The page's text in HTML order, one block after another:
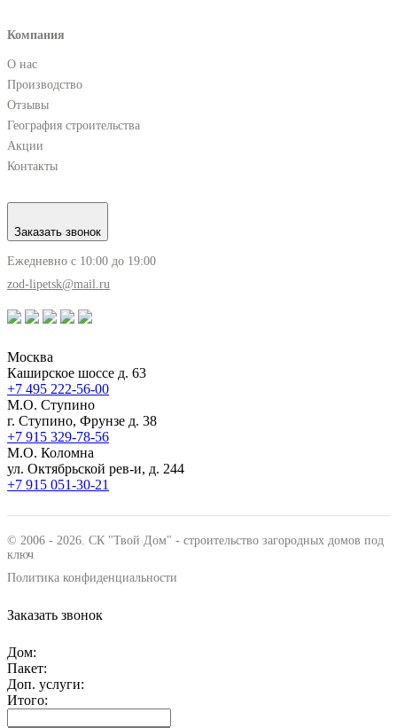
Компания
О нас
Производство
Отзывы
География строительства
Акции
Контакты
Заказать звонок
Ежедневно с 10:00 до 19:00
zod-lipetsk@mail.ru
Москва
Каширское шоссе д. 63
+7 495 222-56-00
М.О. Ступино
г. Ступино, Фрунзе д. 38
+7 915 329-78-56
М.О. Коломна
ул. Октябрьской рев-и, д. 244
+7 915 051-30-21
© 2006 - 2026. СК "Твой Дом" - строительство загородных домов под
ключ
Политика конфиденциальности
Заказать звонок
Дом:
Пакет:
Доп. услуги:
Итого: